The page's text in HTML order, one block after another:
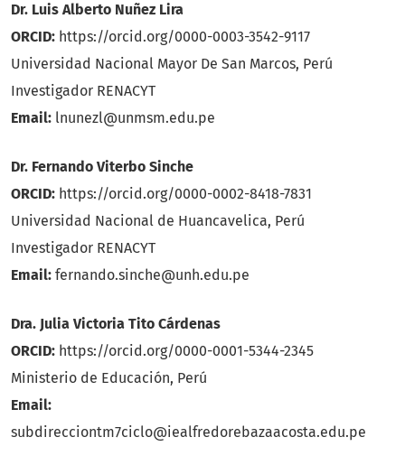
Dr. Luis Alberto Nuñez Lira
ORCID: https://orcid.org/0000-0003-3542-9117
Universidad Nacional Mayor De San Marcos, Perú
Investigador RENACYT
Email: lnunezl@unmsm.edu.pe
Dr. Fernando Viterbo Sinche
ORCID: https://orcid.org/0000-0002-8418-7831
Universidad Nacional de Huancavelica, Perú
Investigador RENACYT
Email: fernando.sinche@unh.edu.pe
Dra. Julia Victoria Tito Cárdenas
ORCID: https://orcid.org/0000-0001-5344-2345
Ministerio de Educación, Perú
Email:
subdirecciontm7ciclo@iealfredorebazaacosta.edu.pe